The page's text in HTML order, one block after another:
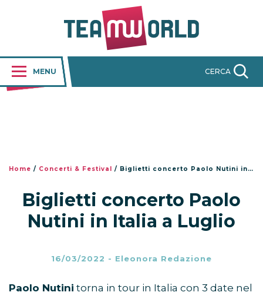
MENU CERCA
Home / Concerti & Festival / Biglietti concerto Paolo Nutini in Italia a Luglio
Biglietti concerto Paolo
Nutini in Italia a Luglio
16/03/2022 - Eleonora Redazione
Paolo Nutini torna in tour in Italia con 3 date nel